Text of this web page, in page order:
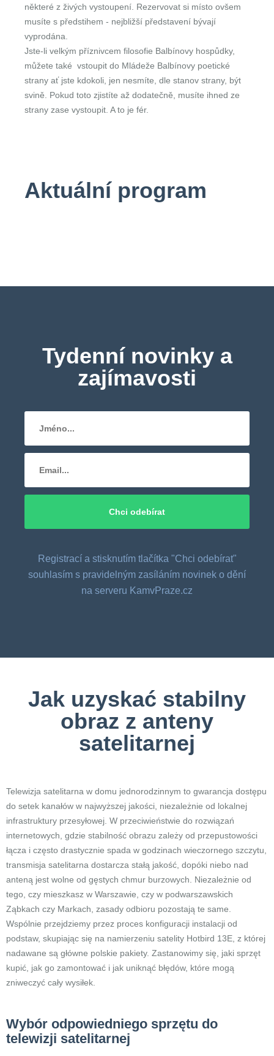
některé z živých vystoupení. Rezervovat si místo ovšem
musíte s předstihem - nejbližší představení bývají
vyprodána.
Jste-li velkým příznivcem filosofie Balbínovy hospůdky,
můžete také vstoupit do Mládeže Balbínovy poetické
strany ať jste kdokoli, jen nesmíte, dle stanov strany, být
svině. Pokud toto zjistíte až dodatečně, musíte ihned ze
strany zase vystoupit. A to je fér.
Aktuální program
Tydenní novinky a
zajímavosti
Registrací a stisknutím tlačítka "Chci odebírat"
souhlasím s pravidelným zasíláním novinek o dění
na serveru KamvPraze.cz
Jak uzyskać stabilny
obraz z anteny
satelitarnej
Telewizja satelitarna w domu jednorodzinnym to gwarancja dostępu
do setek kanałów w najwyższej jakości, niezależnie od lokalnej
infrastruktury przesyłowej. W przeciwieństwie do rozwiązań
internetowych, gdzie stabilność obrazu zależy od przepustowości
łącza i często drastycznie spada w godzinach wieczornego szczytu,
transmisja satelitarna dostarcza stałą jakość, dopóki niebo nad
anteną jest wolne od gęstych chmur burzowych. Niezależnie od
tego, czy mieszkasz w Warszawie, czy w podwarszawskich
Ząbkach czy Markach, zasady odbioru pozostają te same.
Wspólnie przejdziemy przez proces konfiguracji instalacji od
podstaw, skupiając się na namierzeniu satelity Hotbird 13E, z której
nadawane są główne polskie pakiety. Zastanowimy się, jaki sprzęt
kupić, jak go zamontować i jak uniknąć błędów, które mogą
zniweczyć cały wysiłek.
Wybór odpowiedniego sprzętu do
telewizji satelitarnej